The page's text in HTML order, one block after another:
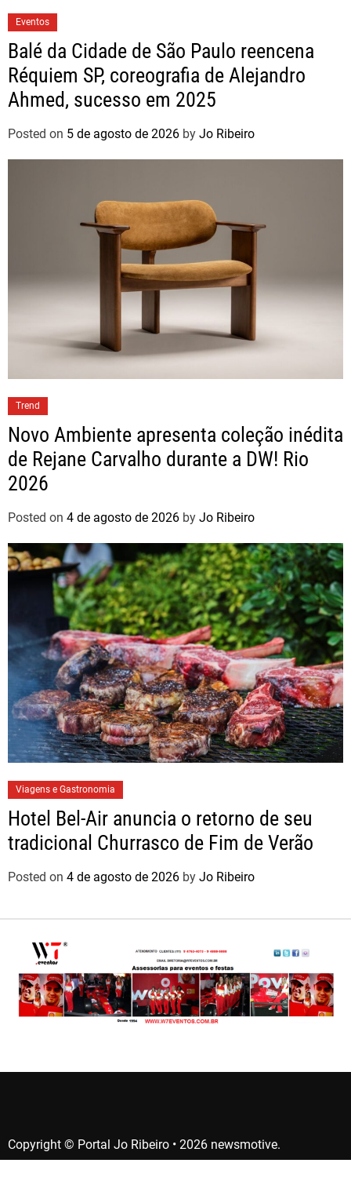
Eventos
Balé da Cidade de São Paulo reencena
Réquiem SP, coreografia de Alejandro
Ahmed, sucesso em 2025
Posted on 5 de agosto de 2026 by Jo Ribeiro
Trend
Novo Ambiente apresenta coleção inédita
de Rejane Carvalho durante a DW! Rio
2026
Posted on 4 de agosto de 2026 by Jo Ribeiro
Viagens e Gastronomia
Hotel Bel-Air anuncia o retorno de seu
tradicional Churrasco de Fim de Verão
Posted on 4 de agosto de 2026 by Jo Ribeiro
Copyright © Portal Jo Ribeiro • 2026 newsmotive.